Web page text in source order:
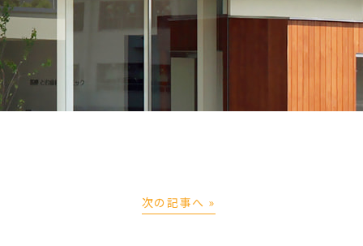
次の記事へ »